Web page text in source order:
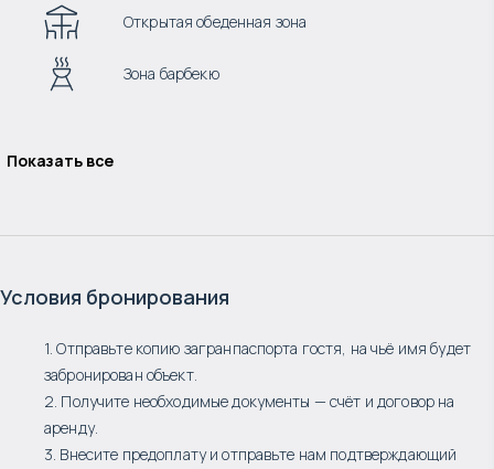
Открытая обеденная зона
Зона барбекю
Показать все
Условия бронирования
1. Отправьте копию загранпаспорта гостя, на чьё имя будет
забронирован объект.
2. Получите необходимые документы — счёт и договор на
аренду.
3. Внесите предоплату и отправьте нам подтверждающий